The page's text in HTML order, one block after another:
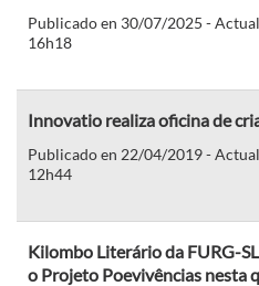
Publicado en 30/07/2025 -
16h18
Innovatio realiza oficina de
Publicado en 22/04/2019 -
12h44
Kilombo Literário da FURG-
o Projeto Poevivências nesta